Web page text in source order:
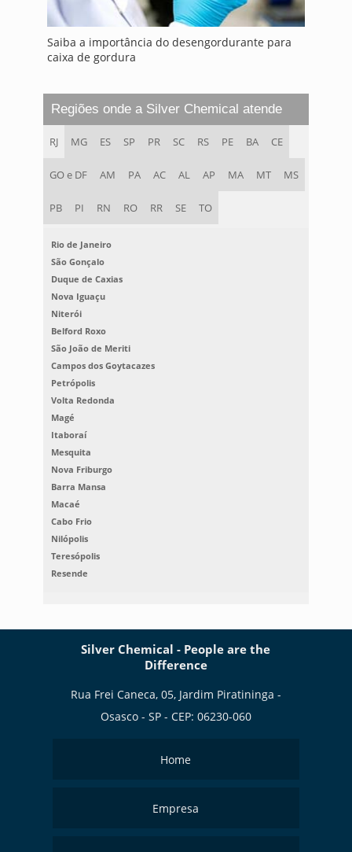
Saiba a importância do desengordurante para
caixa de gordura
Regiões onde a Silver Chemical atende
RJ MG ES SP PR SC RS PE BA CE
GO e DF AM PA AC AL AP MA MT MS
PB PI RN RO RR SE TO
Rio de Janeiro
São Gonçalo
Duque de Caxias
Nova Iguaçu
Niterói
Belford Roxo
São João de Meriti
Campos dos Goytacazes
Petrópolis
Volta Redonda
Magé
Itaboraí
Mesquita
Nova Friburgo
Barra Mansa
Macaé
Cabo Frio
Nilópolis
Teresópolis
Resende
Silver Chemical - People are the
Difference
Rua Frei Caneca, 05, Jardim Piratininga -
Osasco - SP - CEP: 06230-060
Home
Empresa